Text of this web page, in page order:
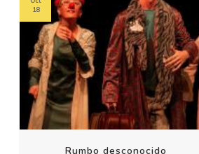
Rumbo desconocido
18